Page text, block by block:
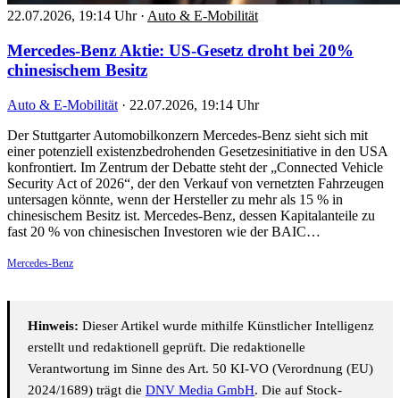
22.07.2026, 19:14 Uhr · Auto & E-Mobilität
Mercedes-Benz Aktie: US-Gesetz droht bei 20%
chinesischem Besitz
Auto & E-Mobilität · 22.07.2026, 19:14 Uhr
Der Stuttgarter Automobilkonzern Mercedes-Benz sieht sich mit
einer potenziell existenzbedrohenden Gesetzesinitiative in den USA
konfrontiert. Im Zentrum der Debatte steht der „Connected Vehicle
Security Act of 2026“, der den Verkauf von vernetzten Fahrzeugen
untersagen könnte, wenn der Hersteller zu mehr als 15 % in
chinesischem Besitz ist. Mercedes-Benz, dessen Kapitalanteile zu
fast 20 % von chinesischen Investoren wie der BAIC…
Mercedes-Benz
Hinweis: Dieser Artikel wurde mithilfe Künstlicher Intelligenz
erstellt und redaktionell geprüft. Die redaktionelle
Verantwortung im Sinne des Art. 50 KI-VO (Verordnung (EU)
2024/1689) trägt die DNV Media GmbH. Die auf Stock-